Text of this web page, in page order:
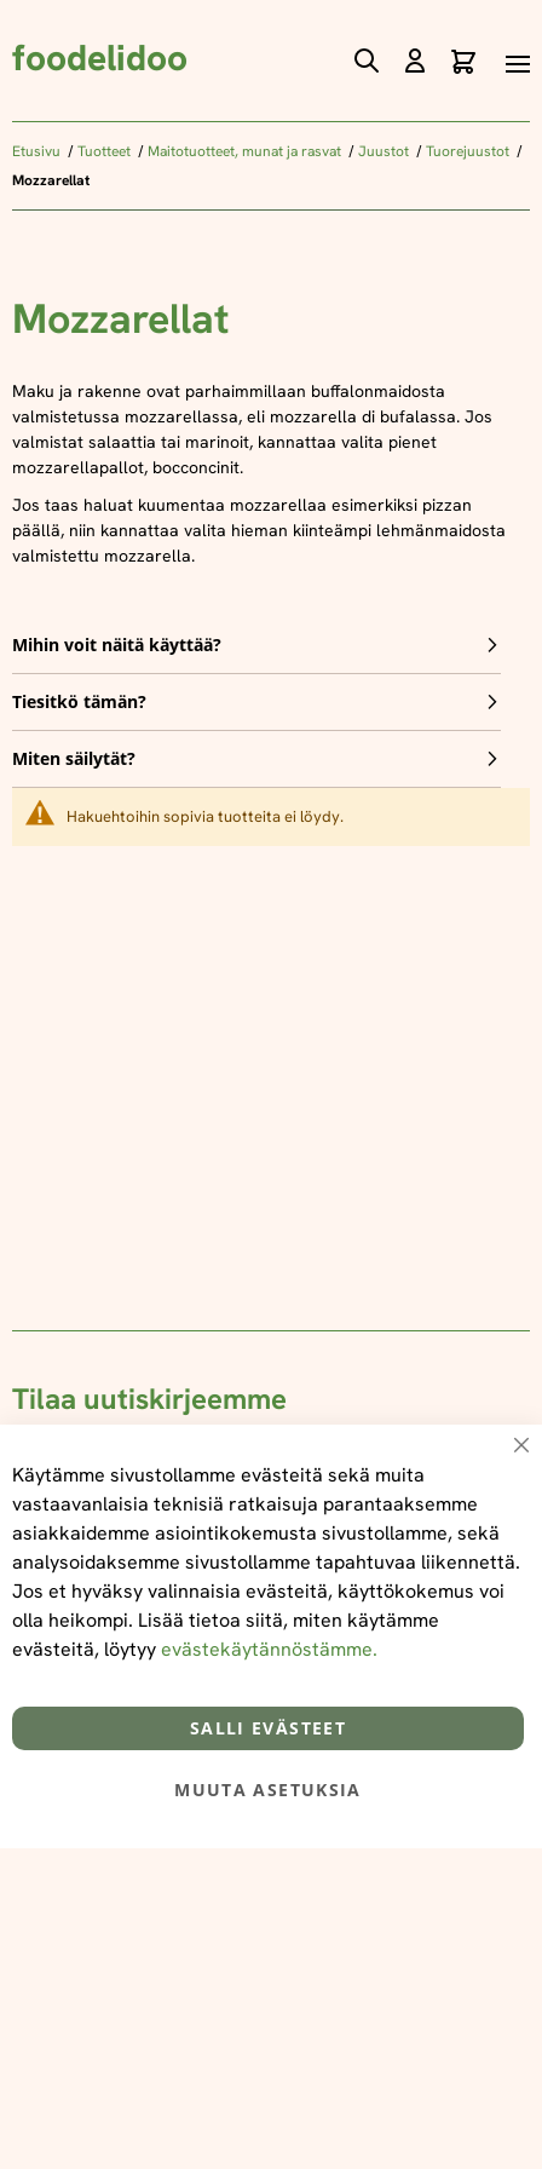
foodelidoo
Skip
Content
Etusivu Tuotteet Maitotuotteet, munat ja rasvat Juustot
Tuorejuustot
Mozzarellat
Mozzarellat
Maku ja rakenne ovat parhaimmillaan buffalonmaidosta
valmistetussa mozzarellassa, eli mozzarella di bufalassa. Jos
valmistat salaattia tai marinoit, kannattaa valita pienet
mozzarellapallot, bocconcinit.
Jos taas haluat kuumentaa mozzarellaa esimerkiksi pizzan
päällä, niin kannattaa valita hieman kiinteämpi lehmänmaidosta
valmistettu mozzarella.
Mihin voit näitä käyttää?
Tiesitkö tämän?
Miten säilytät?
Hakuehtoihin sopivia tuotteita ei löydy.
Tilaa uutiskirjeemme
Tilaa
Tietoa meistä
@‌2025 FooDeliDoo
Toimitus- ja maksuehdot
Käytämme sivustollamme evästeitä sekä muita
vastaavanlaisia teknisiä ratkaisuja parantaaksemme
asiakkaidemme asiointikokemusta sivustollamme, sekä
analysoidaksemme sivustollamme tapahtuvaa liikennettä.
Jos et hyväksy valinnaisia evästeitä, käyttökokemus voi
olla heikompi. Lisää tietoa siitä, miten käytämme
evästeitä, löytyyevästekäytännöstämme.
SALLI EVÄSTEET
MUUTA ASETUKSIA